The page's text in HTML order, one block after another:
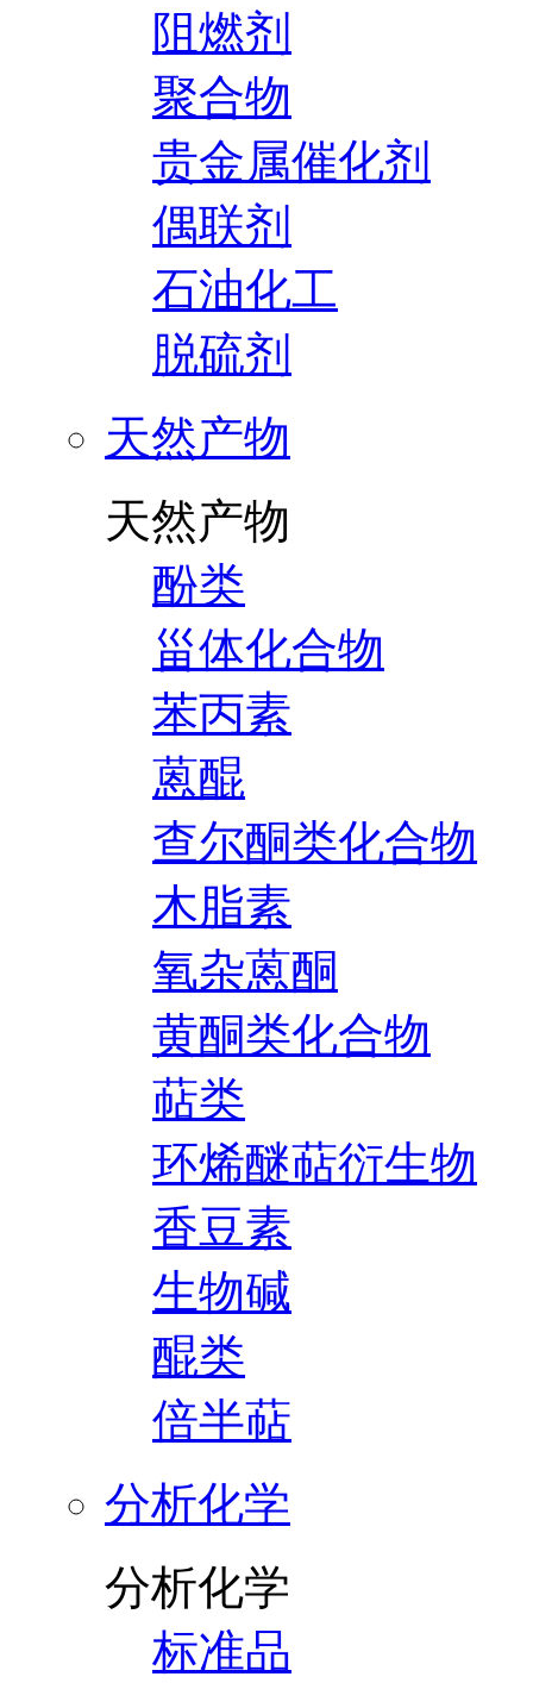
阻燃剂
聚合物
贵金属催化剂
偶联剂
石油化工
脱硫剂
天然产物
天然产物
酚类
甾体化合物
苯丙素
蒽醌
查尔酮类化合物
木脂素
氧杂蒽酮
黄酮类化合物
萜类
环烯醚萜衍生物
香豆素
生物碱
醌类
倍半萜
分析化学
分析化学
标准品